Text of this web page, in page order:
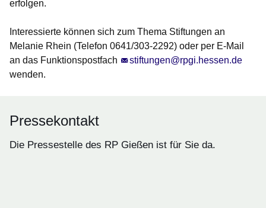
erfolgen.
Interessierte können sich zum Thema Stiftungen an
Melanie Rhein (Telefon 0641/303-2292) oder per E-Mail
an das Funktionspostfach
stiftungen@rpgi.hessen.de
wenden.
Pressekontakt
Die Pressestelle des RP Gießen ist für Sie da.